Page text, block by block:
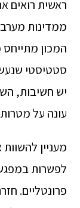
ראשית רואים
ממדינות
המכון מתייחס
סטטיסטי
יש חשיבות,
עונה על
מעניין
לפשרות
פרונטליים.